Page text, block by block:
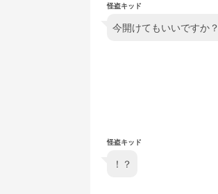
怪盗キッド
今開けてもいいですか？
怪盗キッド
！？